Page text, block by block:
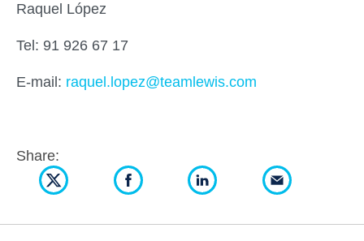
Raquel López
Tel: 91 926 67 17
E-mail: raquel.lopez@teamlewis.com
Share: